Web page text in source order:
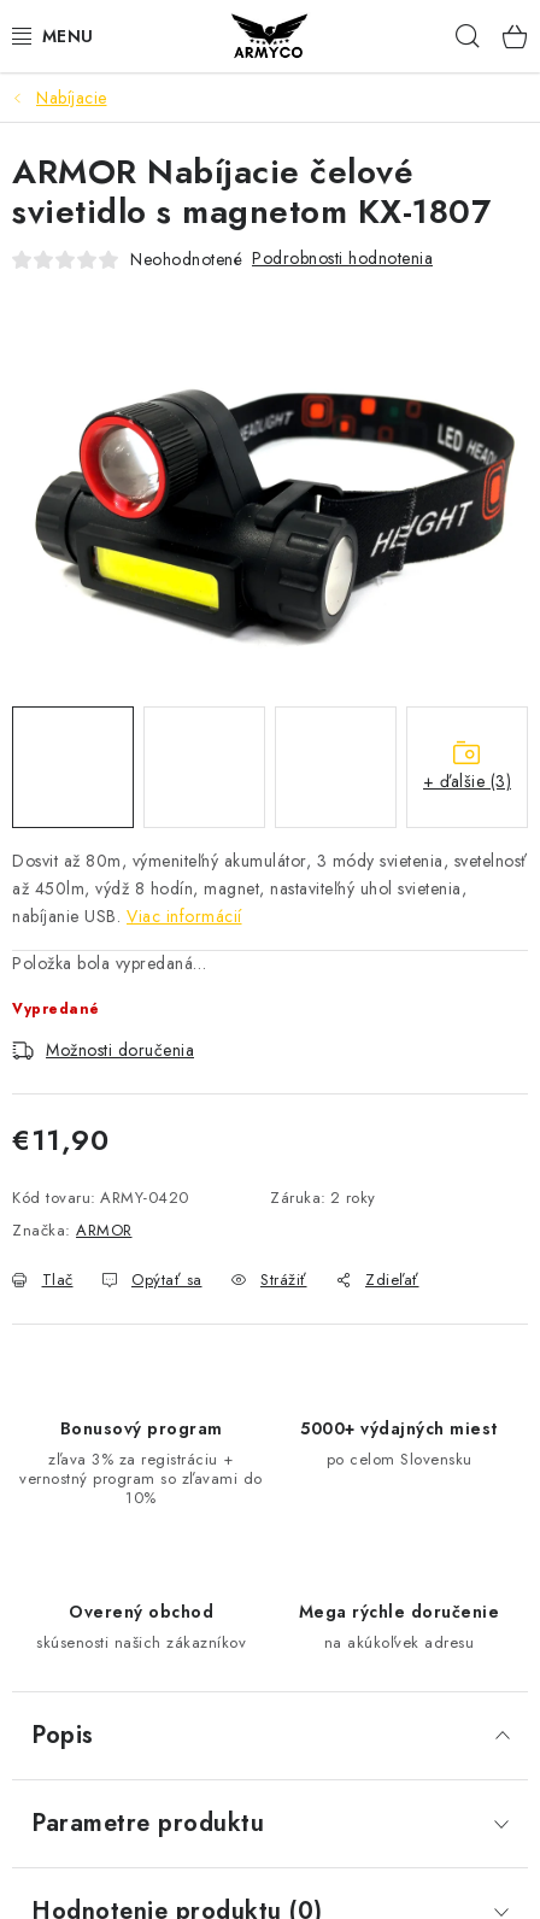
na
NOŽE A INÉ OSTRIE
OUTDOOR & CAMPING
SVIETIDLÁ
POWERBANK
Ako nakupovať Bonusový program
Nabíjacie
Dosvit až 80m, výmeniteľný akumulátor, 3 módy svietenia, svetelnosť
až 450lm, výdž 8 hodín, magnet, nastaviteľný uhol svietenia,
nabíjanie USB. Viac informácií
Položka bola vypredaná…
Vypredané
Možnosti doručenia
€11,90
Kód tovaru: ARMY-0420 Záruka: 2 roky
Značka: ARMOR
Tlač Opýtať sa Strážiť Zdieľať
ARMOR Nabíjacie čelové
svietidlo s magnetom KX-1807
Neohodnotené Podrobnosti hodnotenia
+ ďalšie (3)
Bonusový program
zľava 3% za registráciu +
vernostný program so zľavami do
10%
5000+ výdajných miest
po celom Slovensku
Overený obchod
skúsenosti našich zákazníkov
Mega rýchle doručenie
na akúkoľvek adresu
Popis
Parametre produktu
Hodnotenie produktu (0)